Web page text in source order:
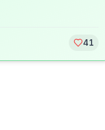
41